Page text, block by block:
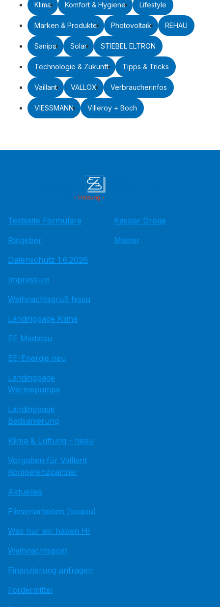
Klima Komfort & Hygiene Lifestyle
Marken & Produkte Photovoltaik REHAU
Sanipa Solar STIEBEL ELTRON
Technologie & Zukunft Tipps & Tricks
Vaillant VALLOX Verbraucherinfos
VIESSMANN Villeroy + Boch
Testseite Formulare
Ratgeber
Datenschutz 1.6.2026
Impressum
Weihnachtsgruß hissu
Landingpage Klima
EE Medatsu
EE-Energie neu
Landingpage
Wärmepumpe
Landingpage
Badsanierung
Klima & Lüftung - hissu
Vorgaben für Vaillant
Kompetenzpartner
Aktuelles
Fliesenarbeiten (toujou)
Was nur wir haben HI
Weihnachtspost
Finanzierung anfragen
Fördermittel
Kaspar Dröge
Master